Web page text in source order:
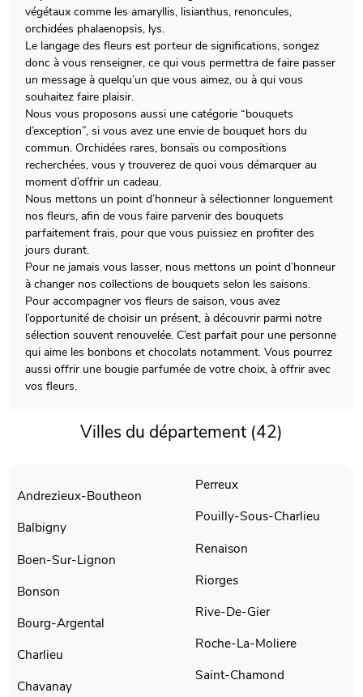
végétaux comme les amaryllis, lisianthus, renoncules,
orchidées phalaenopsis, lys.
Le langage des fleurs est porteur de significations, songez
donc à vous renseigner, ce qui vous permettra de faire passer
un message à quelqu’un que vous aimez, ou à qui vous
souhaitez faire plaisir.
Nous vous proposons aussi une catégorie “bouquets
d’exception”, si vous avez une envie de bouquet hors du
commun. Orchidées rares, bonsaïs ou compositions
recherchées, vous y trouverez de quoi vous démarquer au
moment d’offrir un cadeau.
Nous mettons un point d’honneur à sélectionner longuement
nos fleurs, afin de vous faire parvenir des bouquets
parfaitement frais, pour que vous puissiez en profiter des
jours durant.
Pour ne jamais vous lasser, nous mettons un point d’honneur
à changer nos collections de bouquets selon les saisons.
Pour accompagner vos fleurs de saison, vous avez
l’opportunité de choisir un présent, à découvrir parmi notre
sélection souvent renouvelée. C’est parfait pour une personne
qui aime les bonbons et chocolats notamment. Vous pourrez
aussi offrir une bougie parfumée de votre choix, à offrir avec
vos fleurs.
Villes du département (42)
Andrezieux-Boutheon
Balbigny
Boen-Sur-Lignon
Bonson
Bourg-Argental
Charlieu
Chavanay
Perreux
Pouilly-Sous-Charlieu
Renaison
Riorges
Rive-De-Gier
Roche-La-Moliere
Saint-Chamond